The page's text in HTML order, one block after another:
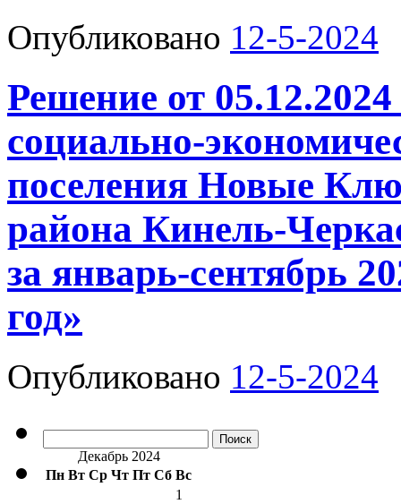
Опубликовано 12-5-2024
Решение от
социально-
поселения Новые
района Кинель-
за январь-сентябрь
год»
Опубликовано 12-5-2024
Декабрь 2024
Пн Вт Ср Чт Пт Сб Вс
1